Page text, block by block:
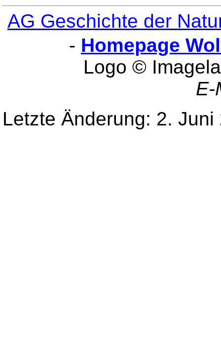
AG Geschichte der
- Homepage
Logo ©
Letzte Änderung: 2. Juni